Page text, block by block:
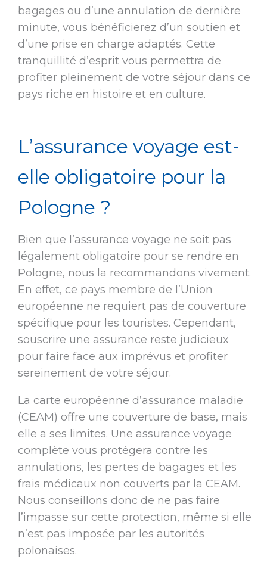
bagages ou d’une annulation de dernière
minute, vous bénéficierez d’un soutien et
d’une prise en charge adaptés. Cette
tranquillité d’esprit vous permettra de
profiter pleinement de votre séjour dans ce
pays riche en histoire et en culture.
L’assurance voyage est-
elle obligatoire pour la
Pologne ?
Bien que l’assurance voyage ne soit pas
légalement obligatoire pour se rendre en
Pologne, nous la recommandons vivement.
En effet, ce pays membre de l’Union
européenne ne requiert pas de couverture
spécifique pour les touristes. Cependant,
souscrire une assurance reste judicieux
pour faire face aux imprévus et profiter
sereinement de votre séjour.
La carte européenne d’assurance maladie
(CEAM) offre une couverture de base, mais
elle a ses limites. Une assurance voyage
complète vous protégera contre les
annulations, les pertes de bagages et les
frais médicaux non couverts par la CEAM.
Nous conseillons donc de ne pas faire
l’impasse sur cette protection, même si elle
n’est pas imposée par les autorités
polonaises.